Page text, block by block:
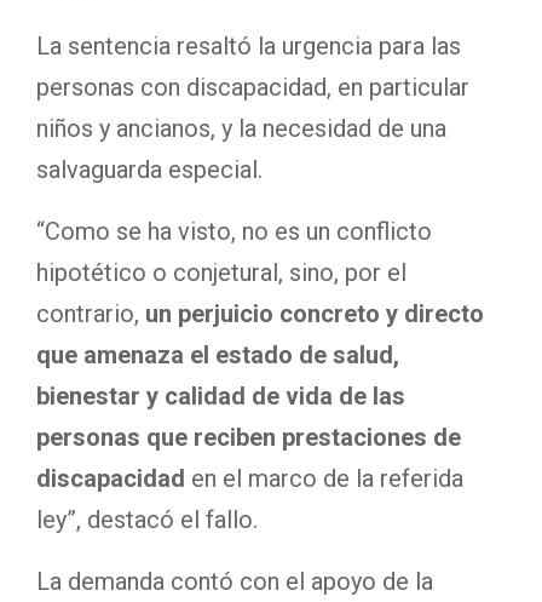
La sentencia resaltó la urgencia para las
personas con discapacidad, en particular
niños y ancianos, y la necesidad de una
salvaguarda especial.
“Como se ha visto, no es un conflicto
hipotético o conjetural, sino, por el
contrario, un perjuicio concreto y directo
que amenaza el estado de salud,
bienestar y calidad de vida de las
personas que reciben prestaciones de
discapacidad en el marco de la referida
ley”, destacó el fallo.
La demanda contó con el apoyo de la